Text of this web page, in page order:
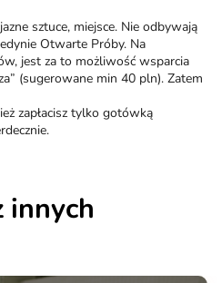
sztuce, miejsce. Nie odbywają
Otwarte Próby. Na
jest za to możliwość wsparcia
(sugerowane min 40 pln). Zatem
zapłacisz tylko gotówką
innych